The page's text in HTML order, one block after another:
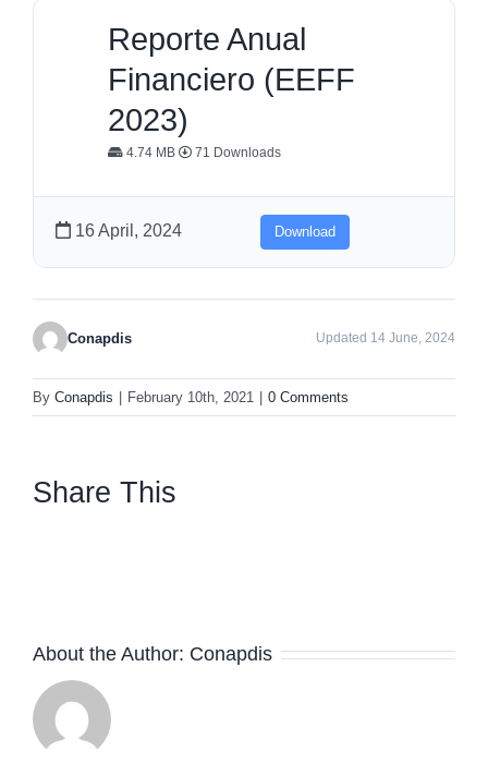
Reporte Anual
Financiero (EEFF
2023)
4.74 MB 71 Downloads
16 April, 2024 Download
Conapdis Updated 14 June, 2024
By Conapdis February 10th, 2021 0 Comments
Share This
About the Author: Conapdis